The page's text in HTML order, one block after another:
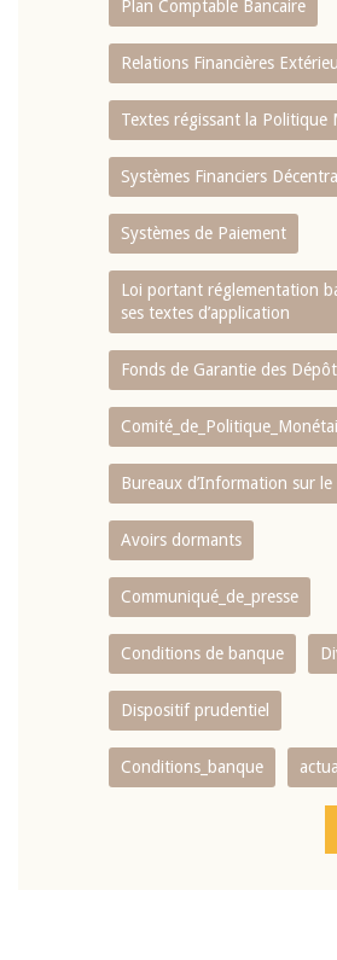
Plan Comptable Bancaire
Relations Financières
Textes régissant la Politique
Systèmes Financiers
Systèmes de Paiement
Loi portant réglementation
ses textes d’application
Fonds de Garantie des
Bureaux d’Information sur
Avoirs dormants
Communiqué_de_presse
Conditions de banque
Dispositif prudentiel
Conditions_banque